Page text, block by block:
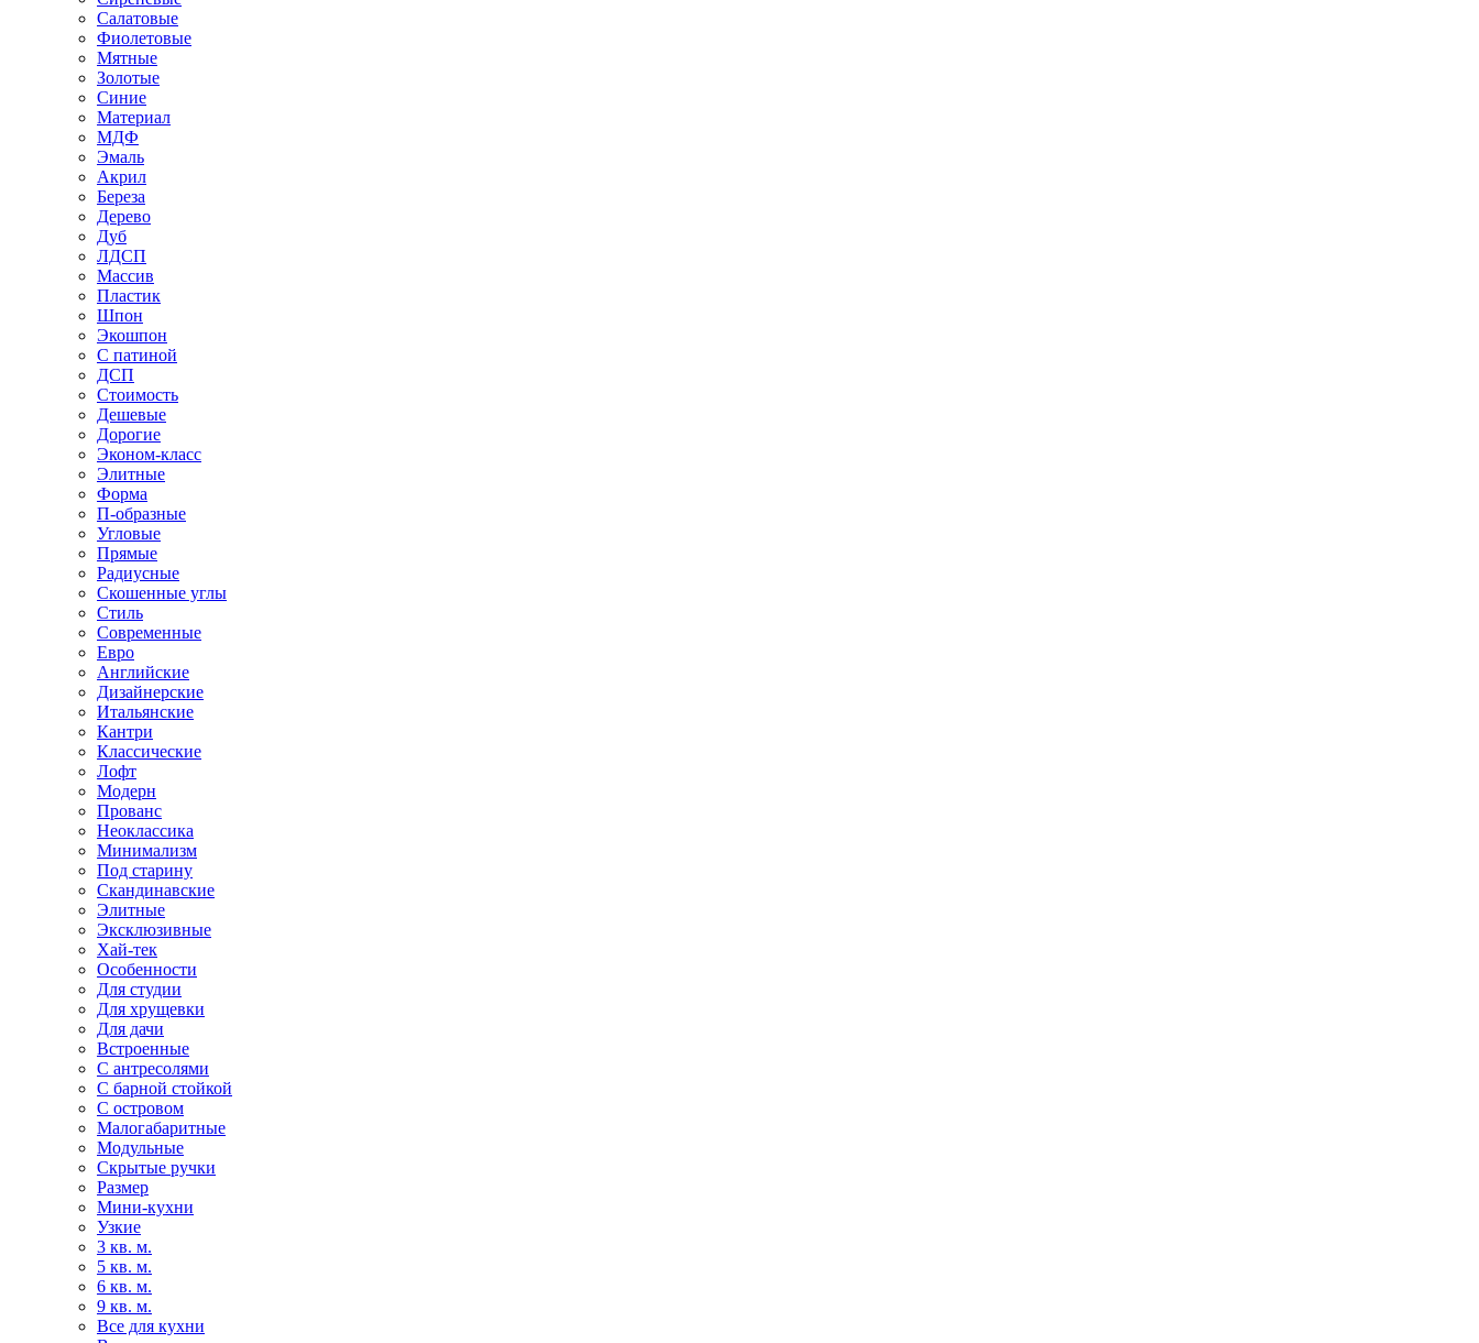
Салатовые
Фиолетовые
Мятные
Золотые
Синие
Материал
МДФ
Эмаль
Акрил
Береза
Дерево
Дуб
ЛДСП
Массив
Пластик
Шпон
Экошпон
С патиной
ДСП
Стоимость
Дешевые
Дорогие
Эконом-класс
Элитные
Форма
П-образные
Угловые
Прямые
Радиусные
Скошенные углы
Стиль
Современные
Евро
Английские
Дизайнерские
Итальянские
Кантри
Классические
Лофт
Модерн
Прованс
Неоклассика
Минимализм
Под старину
Скандинавские
Элитные
Эксклюзивные
Хай-тек
Особенности
Для студии
Для хрущевки
Для дачи
Встроенные
С антресолями
С барной стойкой
С островом
Малогабаритные
Модульные
Скрытые ручки
Размер
Мини-кухни
Узкие
3 кв. м.
5 кв. м.
6 кв. м.
9 кв. м.
Все для кухни